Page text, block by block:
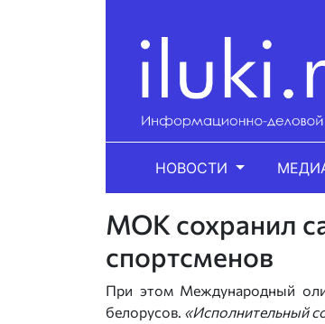
НОВОСТИ
МОК сохранил
спортсменов
При этом Международный
белорусов. «Исполнительный